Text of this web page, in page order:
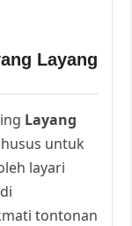
Layang
Layang
untuk
layari
tontonan